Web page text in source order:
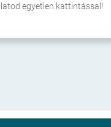
egyetlen kattintással!